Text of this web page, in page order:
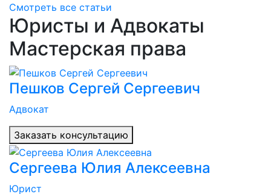
Смотреть все статьи
Юристы и Адвокаты
Мастерская права
Пешков Сергей Сергеевич
Адвокат
Заказать консультацию
Сергеева Юлия Алексеевна
Юрист